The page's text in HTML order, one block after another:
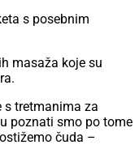
s posebnim
masaža koje su
s tretmanima za
poznati smo po tome
čuda –